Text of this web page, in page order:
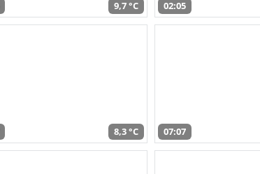
9,7 °C 02:05
8,3 °C 07:07